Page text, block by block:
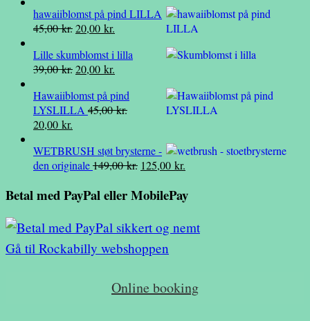
pris
var:
pris
370,00 kr..
hawaiiblomst på pind LILLA
45,00kr.Den
pris
var:
20,00 kr.
pris
er:
Lille skumblomst i lilla
39,00kr.Den
pris
var:
20,00 kr.
pris
er:
Hawaiiblomst på pind
LYSLILLA 45,00kr.
Den
pris
var:
20,00 kr.
pris
er:
WETBRUSH støt brysterne -
den originale149,00kr. Den
pris
149,00 kr..
125,00 kr.
pris
125,00 kr..
Betal med PayPal eller MobilePay
Gå til Rockabilly webshoppen
Online booking